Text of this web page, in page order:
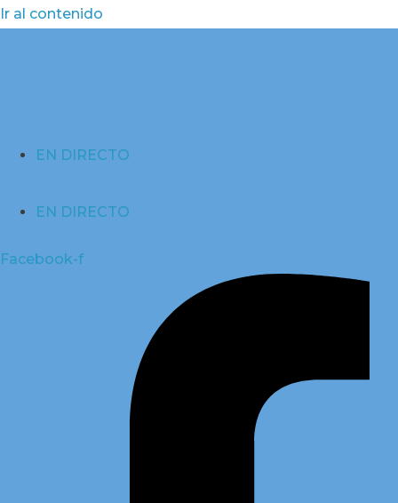
Ir al contenido
EN DIRECTO
EN DIRECTO
Facebook-f